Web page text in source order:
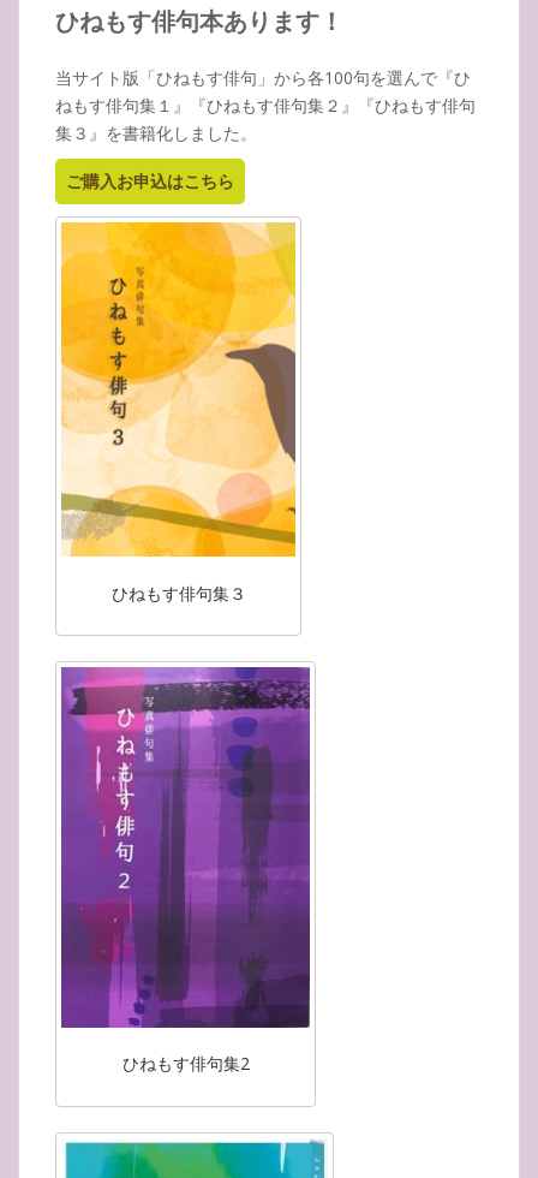
イ
ひねもす俳句本あります！
当サイト版「ひねもす俳句」から各100句を選んで『ひ
ねもす俳句集１』『ひねもす俳句集２』『ひねもす俳句
集３』を書籍化しました。
ご購入お申込はこちら
ひねもす俳句集３
ひねもす俳句集2